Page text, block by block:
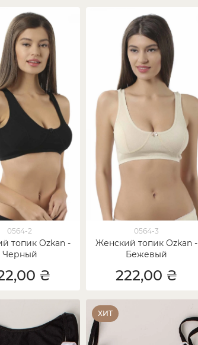
0564-2
топик Ozkan -
Черный
₴
0564-3
Женский топик Ozkan -
Бежевый
222,00 ₴
ХИТ